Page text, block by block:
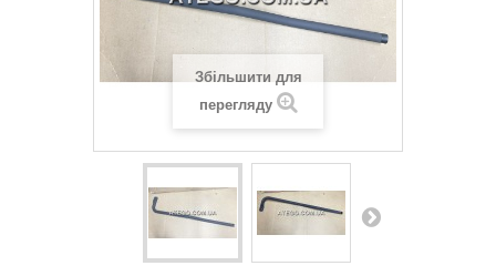
Збільшити для
перегляду